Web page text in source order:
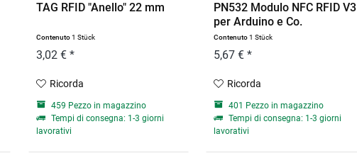
TAG RFID "Anello" 22 mm
Contenuto1 Stück
3,02 € *
Ricorda
459 Pezzo in magazzino
Tempi di consegna: 1-3 giorni
lavorativi
PN532 Modulo NFC RFID V3
per Arduino e Co.
Contenuto1 Stück
5,67 € *
Ricorda
401 Pezzo in magazzino
Tempi di consegna: 1-3 giorni
lavorativi